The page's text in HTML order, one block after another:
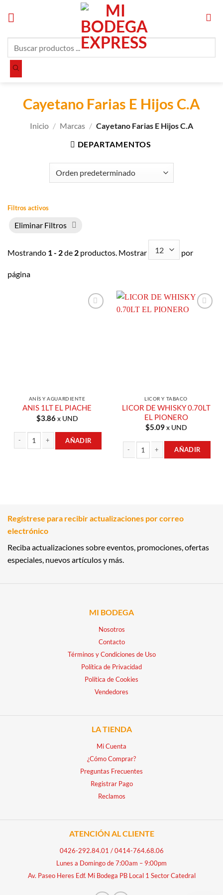
productos
Cayetano Farias E Hijos C.A
Inicio / Marcas / Cayetano Farias E Hijos C.A
DEPARTAMENTOS
Filtros activos
Eliminar Filtros
Mostrando 1 - 2de 2 productos. Mostrar por
página
ANÍS Y AGUARDIENTE
ANIS 1LT EL PIACHE
$3.86x UND
AÑADIR
LICOR Y TABACO
LICOR DE WHISKY 0.70LT
EL PIONERO
$5.09x UND
AÑADIR
Regístrese para recibir actualizaciones por correo
electrónico
Reciba actualizaciones sobre eventos, promociones, ofertas
especiales, nuevos artículos y más.
MI BODEGA
Nosotros
Contacto
Términos y Condiciones de Uso
Política de Privacidad
Política de Cookies
Vendedores
LA TIENDA
Mi Cuenta
¿Cómo Comprar?
Preguntas Frecuentes
Registrar Pago
Reclamos
ATENCIÓN AL CLIENTE
0426-292.84.01 /0414-764.68.06
Lunes a Domingo de 7:00am – 9:00pm
Av. Paseo Heres Edf. Mi Bodega PB Local 1 Sector Catedral